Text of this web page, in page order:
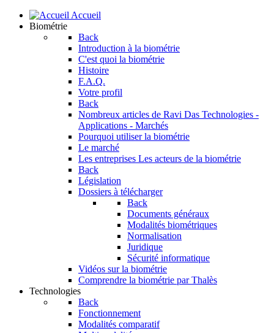
Accueil
Biométrie
Back
Introduction à la biométrie
C'est quoi la biométrie
Histoire
F.A.Q.
Votre profil
Back
Nombreux articles de Ravi Das Technologies -
Applications - Marchés
Pourquoi utiliser la biométrie
Le marché
Les entreprises Les acteurs de la biométrie
Back
Législation
Dossiers à télécharger
Back
Documents généraux
Modalités biométriques
Normalisation
Juridique
Sécurité informatique
Vidéos sur la biométrie
Comprendre la biométrie par Thalès
Technologies
Back
Fonctionnement
Modalités comparatif